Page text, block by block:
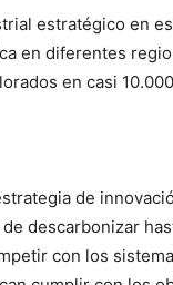
estratégico en
en diferentes
en casi
de
descarbonizar
con los